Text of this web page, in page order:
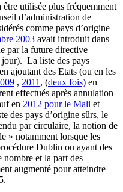
utilisée plus fréquemment
d’administration de
comme pays d’origine
2003 avait introduit dans
par la future directive
jour). La liste des pays
ajoutant des Etats (ou en les
, 2011 , (deux fois) en
effectués après annulation
en 2012 pour le Mali et
des pays d’origine sûrs, le
par circulaire, la notion de
» notamment lorsque les
Dublin ou ayant des
et la part des
augmenté pour atteindre